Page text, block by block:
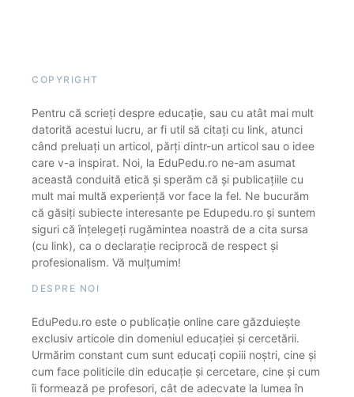
COPYRIGHT
Pentru că scrieți despre educație, sau cu atât mai mult
datorită acestui lucru, ar fi util să citați cu link, atunci
când preluați un articol, părți dintr-un articol sau o idee
care v-a inspirat. Noi, la EduPedu.ro ne-am asumat
această conduită etică și sperăm că și publicațiile cu
mult mai multă experiență vor face la fel. Ne bucurăm
că găsiți subiecte interesante pe Edupedu.ro și suntem
siguri că înțelegeți rugămintea noastră de a cita sursa
(cu link), ca o declarație reciprocă de respect și
profesionalism. Vă mulțumim!
DESPRE NOI
EduPedu.ro este o publicație online care găzduiește
exclusiv articole din domeniul educației și cercetării.
Urmărim constant cum sunt educați copiii noștri, cine și
cum face politicile din educație și cercetare, cine și cum
îi formează pe profesori, cât de adecvate la lumea în